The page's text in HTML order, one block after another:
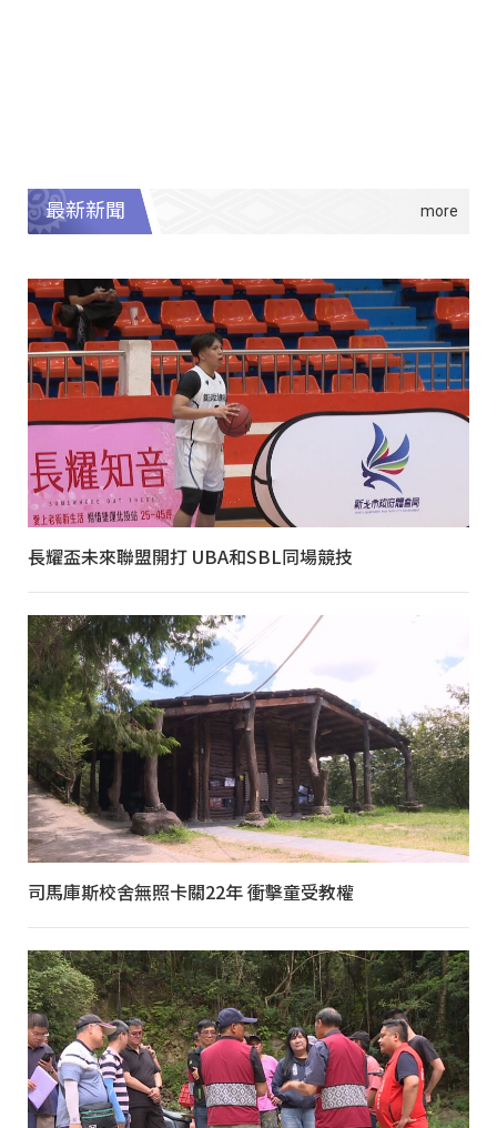
最新新聞
長耀盃未來聯盟開打 UBA和SBL同場競技
司馬庫斯校舍無照卡關22年 衝擊童受教權